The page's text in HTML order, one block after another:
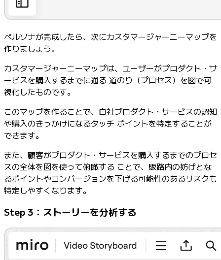
ペルソナが完成したら、次にカスタマージャーニーマップを
作りましょう。
カスタマージャーニーマップは、ユーザーがプロダクト・サ
ービスを購入するまでに通る 道のり（プロセス）を図で可
視化したものです。
このマップを作ることで、自社プロダクト・サービスの認知
や購入のきっかけになるタッチ ポイントを特定することが
できます。
また、顧客がプロダクト・サービスを購入するまでのプロセ
スの全体を図を使って俯瞰する ことで、販路内の妨げとな
るポイントやコンバージョンを下げる可能性のあるリスクも
特定しやすくなります。
Step 3：ストーリーを分析する